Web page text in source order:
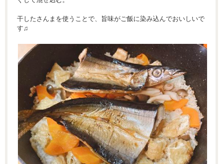
干したさんまを使うことで、旨味がご飯に染み込んでおいしいで
す♫